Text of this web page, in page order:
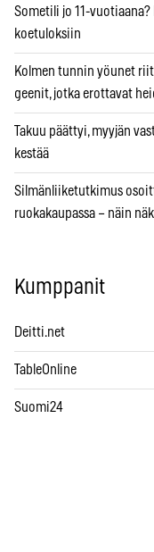
Sometili jo 11-
koetuloksiin
Kolmen tunnin yöunet
geenit, jotka erottavat
Takuu päättyi, myyjän
kestää
Silmänliiketutkimus
ruokakaupassa – näin
Kumppanit
Deitti.net
TableOnline
Suomi24